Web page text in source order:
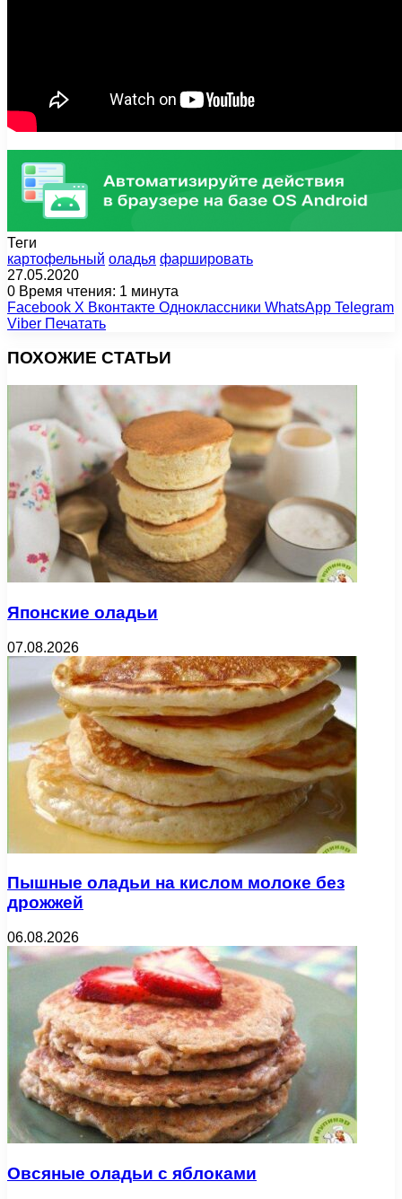
Теги
картофельный оладья фаршировать
27.05.2020
0 Время чтения: 1 минута
Facebook X Вконтакте Одноклассники WhatsApp Telegram
Viber Печатать
ПОХОЖИЕ СТАТЬИ
Японские оладьи
07.08.2026
Пышные оладьи на кислом молоке без
дрожжей
06.08.2026
Овсяные оладьи с яблоками